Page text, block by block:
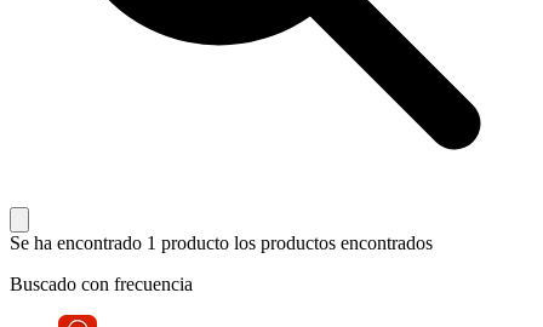
Se ha encontrado 1 producto los productos encontrados
Buscado con frecuencia